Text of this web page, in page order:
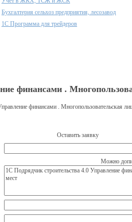
Бухгалтерия сельхоз предприятия, лесозавод
1С Программа для трейдеров
финансами .
финансами . Многопользовательская
Оставить заявку
Можно